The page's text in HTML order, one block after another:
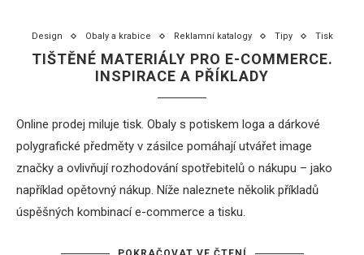
Design Obaly a krabice Reklamní katalogy Tipy Tisk
TIŠTĚNÉ MATERIÁLY PRO E-COMMERCE.
INSPIRACE A PŘÍKLADY
Online prodej miluje tisk. Obaly s potiskem loga a dárkové
polygrafické předměty v zásilce pomáhají utvářet image
značky a ovlivňují rozhodování spotřebitelů o nákupu – jako
například opětovný nákup. Níže naleznete několik příkladů
úspěšných kombinací e-commerce a tisku.